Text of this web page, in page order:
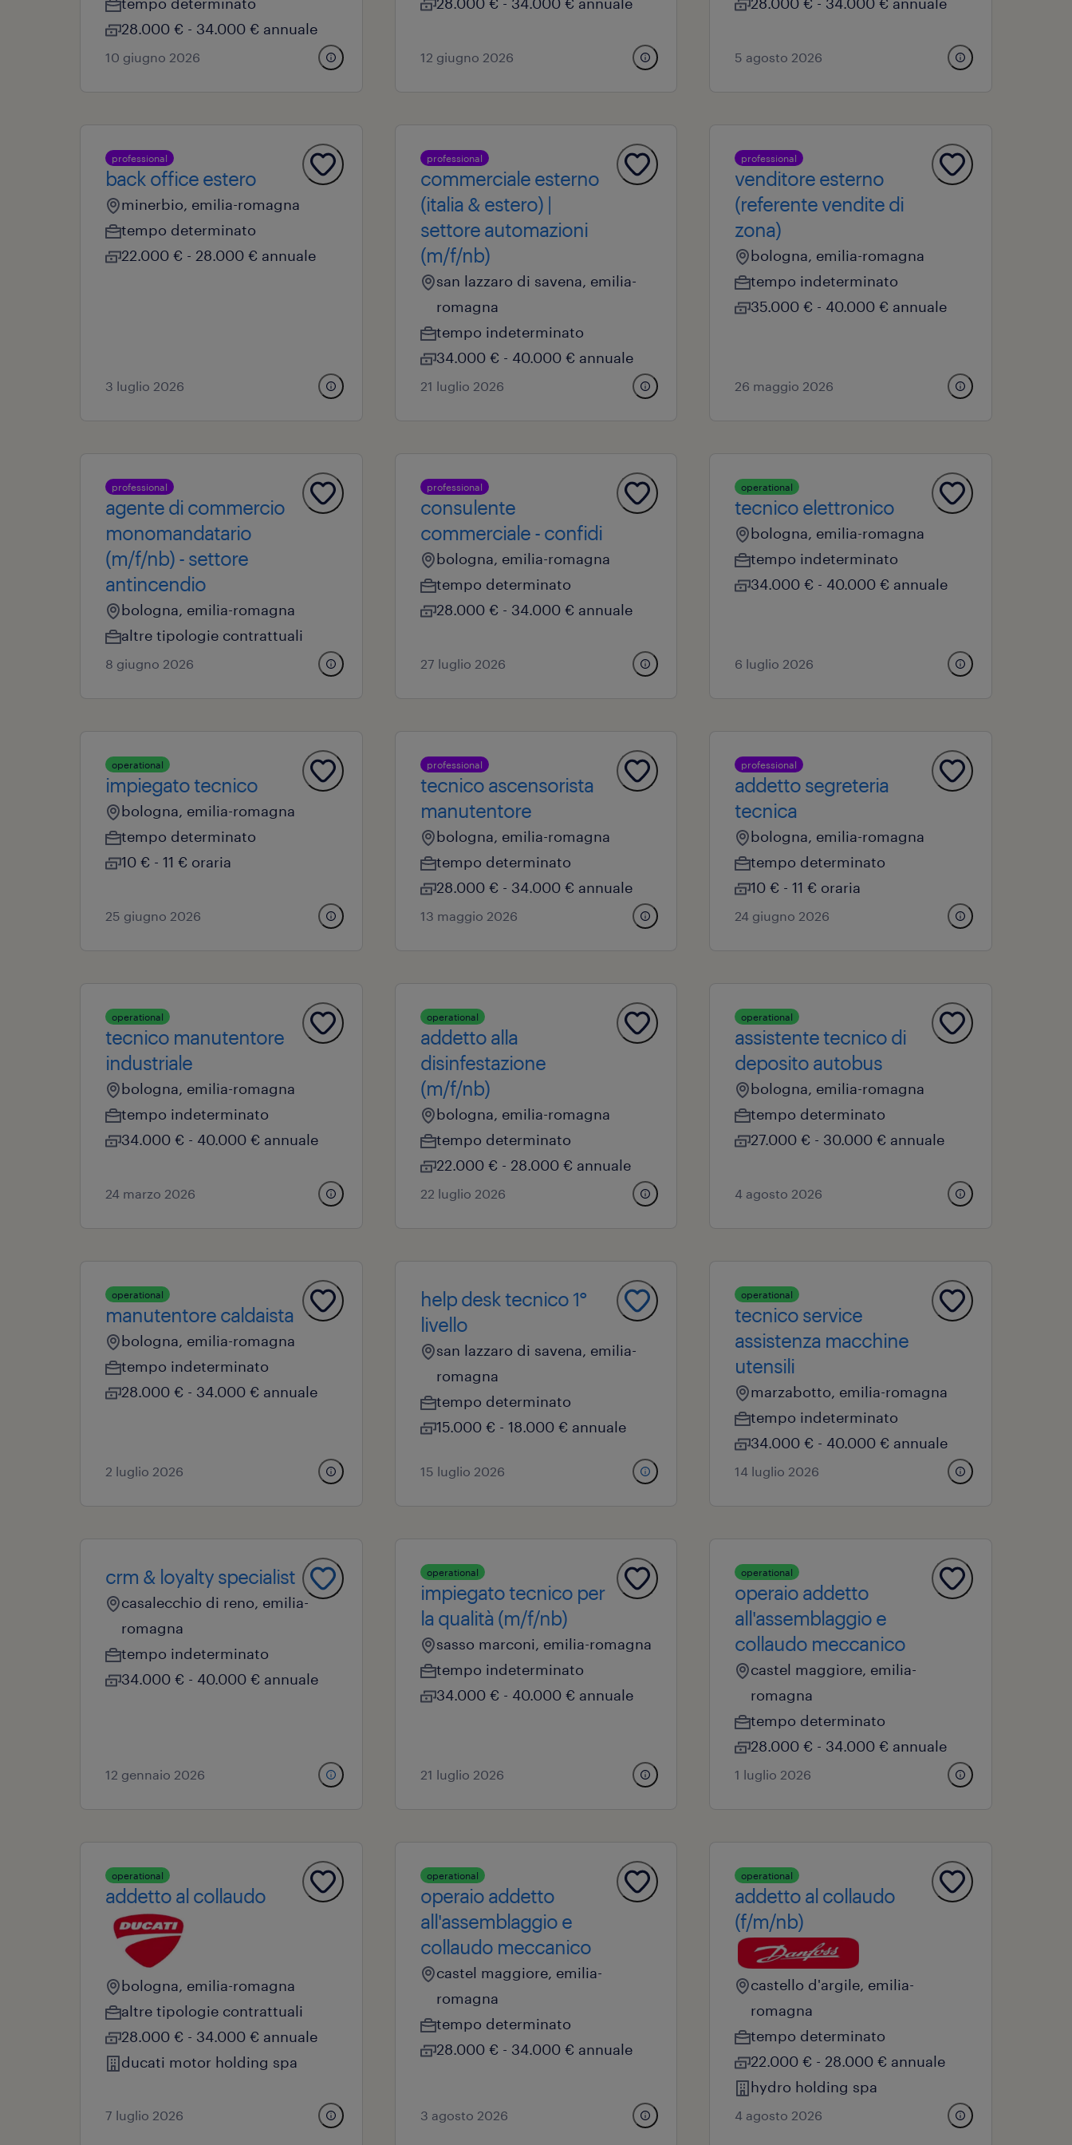
28.000 € - 34.000 € annuale
10 giugno 2026 12 giugno 2026 5 agosto 2026
professional
back office estero
minerbio, emilia-romagna
tempo determinato
22.000 € - 28.000 € annuale
3 luglio 2026
professional
commerciale esterno
(italia & estero) |
settore automazioni
(m/f/nb)
san lazzaro di savena, emilia-
romagna
tempo indeterminato
34.000 € - 40.000 € annuale
21 luglio 2026
professional
venditore esterno
(referente vendite di
zona)
bologna, emilia-romagna
tempo indeterminato
35.000 € - 40.000 € annuale
26 maggio 2026
professional
agente di commercio
monomandatario
(m/f/nb) - settore
antincendio
bologna, emilia-romagna
altre tipologie contrattuali
8 giugno 2026
professional
consulente
commerciale - confidi
bologna, emilia-romagna
tempo determinato
28.000 € - 34.000 € annuale
27 luglio 2026
operational
tecnico elettronico
bologna, emilia-romagna
tempo indeterminato
34.000 € - 40.000 € annuale
6 luglio 2026
operational
impiegato tecnico
bologna, emilia-romagna
tempo determinato
10 € - 11 € oraria
25 giugno 2026
professional
tecnico ascensorista
manutentore
bologna, emilia-romagna
tempo determinato
28.000 € - 34.000 € annuale
13 maggio 2026
professional
addetto segreteria
tecnica
bologna, emilia-romagna
tempo determinato
10 € - 11 € oraria
24 giugno 2026
operational
tecnico manutentore
industriale
bologna, emilia-romagna
tempo indeterminato
34.000 € - 40.000 € annuale
24 marzo 2026
operational
addetto alla
disinfestazione
(m/f/nb)
bologna, emilia-romagna
tempo determinato
22.000 € - 28.000 € annuale
22 luglio 2026
operational
assistente tecnico di
deposito autobus
bologna, emilia-romagna
tempo determinato
27.000 € - 30.000 € annuale
4 agosto 2026
operational
manutentore caldaista
bologna, emilia-romagna
tempo indeterminato
28.000 € - 34.000 € annuale
2 luglio 2026
help desk tecnico 1°
livello
san lazzaro di savena, emilia-
romagna
tempo determinato
15.000 € - 18.000 € annuale
15 luglio 2026
operational
tecnico service
assistenza macchine
utensili
marzabotto, emilia-romagna
tempo indeterminato
34.000 € - 40.000 € annuale
14 luglio 2026
crm & loyalty specialist
casalecchio di reno, emilia-
romagna
tempo indeterminato
34.000 € - 40.000 € annuale
12 gennaio 2026
operational
impiegato tecnico per
la qualità (m/f/nb)
sasso marconi, emilia-romagna
tempo indeterminato
34.000 € - 40.000 € annuale
21 luglio 2026
operational
operaio addetto
all'assemblaggio e
collaudo meccanico
castel maggiore, emilia-
romagna
tempo determinato
28.000 € - 34.000 € annuale
1 luglio 2026
operational
addetto al collaudo
bologna, emilia-romagna
altre tipologie contrattuali
28.000 € - 34.000 € annuale
ducati motor holding spa
7 luglio 2026
operational
operaio addetto
all'assemblaggio e
collaudo meccanico
castel maggiore, emilia-
romagna
tempo determinato
28.000 € - 34.000 € annuale
3 agosto 2026
operational
addetto al collaudo
(f/m/nb)
castello d'argile, emilia-
romagna
tempo determinato
22.000 € - 28.000 € annuale
hydro holding spa
4 agosto 2026